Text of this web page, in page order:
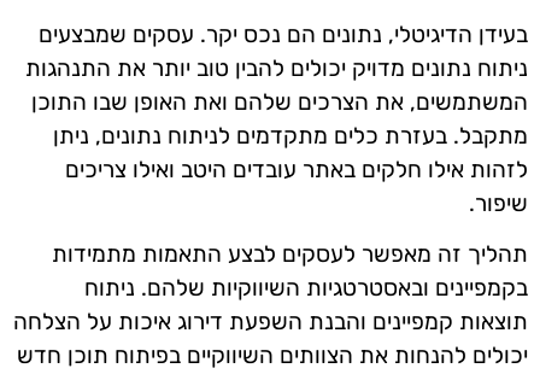
בעידן הדיגיטלי, נתונים הם נכס יקר. עסקים שמבצעים
ניתוח נתונים מדויק יכולים להבין טוב יותר את התנהגות
המשתמשים, את הצרכים שלהם ואת האופן שבו התוכן
מתקבל. בעזרת כלים מתקדמים לניתוח נתונים, ניתן
לזהות אילו חלקים באתר עובדים היטב ואילו צריכים
שיפור.
תהליך זה מאפשר לעסקים לבצע התאמות מתמידות
בקמפיינים ובאסטרטגיות השיווקיות שלהם. ניתוח
תוצאות קמפיינים והבנת השפעת דירוג איכות על הצלחה
יכולים להנחות את הצוותים השיווקיים בפיתוח תוכן חדש